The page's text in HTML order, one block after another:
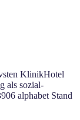
KlinikHotel
als sozial-
alphabet Stand